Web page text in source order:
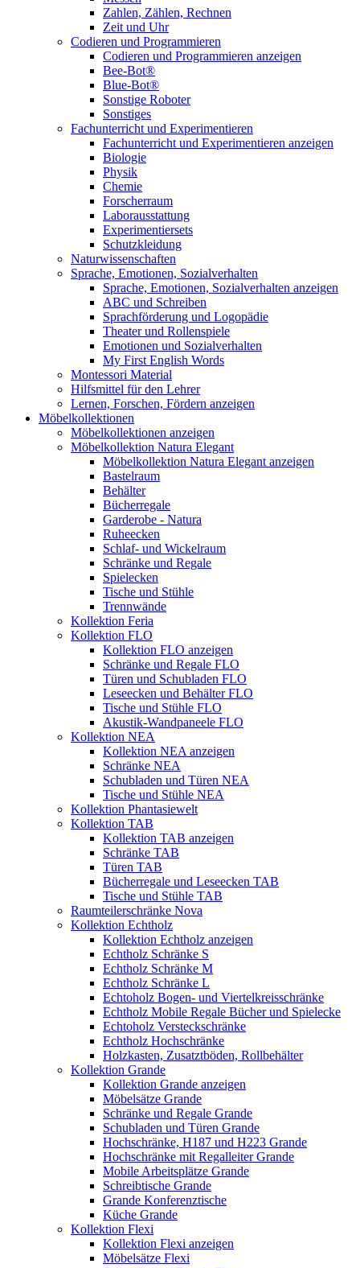
Zahlen, Zählen, Rechnen
Zeit und Uhr
Codieren und Programmieren
Codieren und Programmieren anzeigen
Bee-Bot®
Blue-Bot®
Sonstige Roboter
Sonstiges
Fachunterricht und Experimentieren
Fachunterricht und Experimentieren anzeigen
Biologie
Physik
Chemie
Forscherraum
Laborausstattung
Experimentiersets
Schutzkleidung
Naturwissenschaften
Sprache, Emotionen, Sozialverhalten
Sprache, Emotionen, Sozialverhalten anzeigen
ABC und Schreiben
Sprachförderung und Logopädie
Theater und Rollenspiele
Emotionen und Sozialverhalten
My First English Words
Montessori Material
Hilfsmittel für den Lehrer
Lernen, Forschen, Fördern anzeigen
Möbelkollektionen
Möbelkollektionen anzeigen
Möbelkollektion Natura Elegant
Möbelkollektion Natura Elegant anzeigen
Bastelraum
Behälter
Bücherregale
Garderobe - Natura
Ruheecken
Schlaf- und Wickelraum
Schränke und Regale
Spielecken
Tische und Stühle
Trennwände
Kollektion Feria
Kollektion FLO
Kollektion FLO anzeigen
Schränke und Regale FLO
Türen und Schubladen FLO
Leseecken und Behälter FLO
Tische und Stühle FLO
Akustik-Wandpaneele FLO
Kollektion NEA
Kollektion NEA anzeigen
Schränke NEA
Schubladen und Türen NEA
Tische und Stühle NEA
Kollektion Phantasiewelt
Kollektion TAB
Kollektion TAB anzeigen
Schränke TAB
Türen TAB
Bücherregale und Leseecken TAB
Tische und Stühle TAB
Raumteilerschränke Nova
Kollektion Echtholz
Kollektion Echtholz anzeigen
Echtholz Schränke S
Echtholz Schränke M
Echtholz Schränke L
Echtoholz Bogen- und Viertelkreisschränke
Echtholz Mobile Regale Bücher und Spielecke
Echtoholz Versteckschränke
Echtholz Hochschränke
Holzkasten, Zusatztböden, Rollbehälter
Kollektion Grande
Kollektion Grande anzeigen
Möbelsätze Grande
Schränke und Regale Grande
Schubladen und Türen Grande
Hochschränke, H187 und H223 Grande
Hochschränke mit Regalleiter Grande
Mobile Arbeitsplätze Grande
Schreibtische Grande
Grande Konferenztische
Küche Grande
Kollektion Flexi
Kollektion Flexi anzeigen
Möbelsätze Flexi